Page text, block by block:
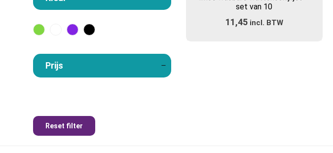
Prijs
Reset filter
meerdere
variaties.
set van 10
11,45 incl. BTW